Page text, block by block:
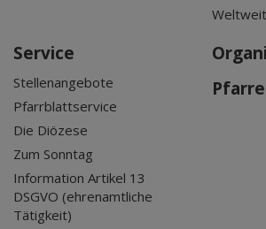
Service
Stellenangebote
Pfarrblattservice
Die Diözese
Zum Sonntag
Information Artikel 13
DSGVO (ehrenamtliche
Tätigkeit)